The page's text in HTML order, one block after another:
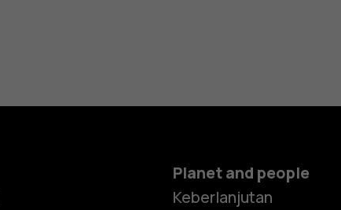
Planet and people
Keberlanjutan